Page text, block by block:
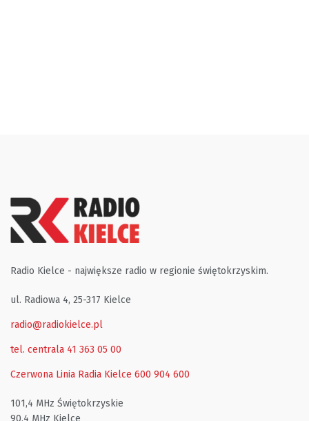
Radio Kielce - największe radio w regionie świętokrzyskim.
ul. Radiowa 4, 25-317 Kielce
radio@radiokielce.pl
tel. centrala 41 363 05 00
Czerwona Linia Radia Kielce 600 904 600
101,4 MHz Świętokrzyskie